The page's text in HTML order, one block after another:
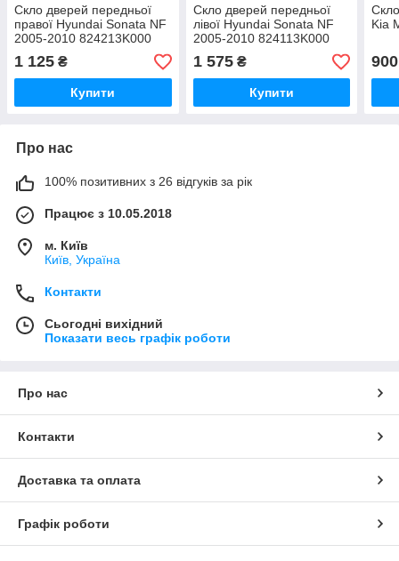
Скло дверей передньої
правої Hyundai Sonata NF
2005-2010 824213K000
1 125 ₴
Купити
Скло дверей передньої
лівої Hyundai Sonata NF
2005-2010 824113K000
1 575₴
Купити
Kia
900
Про нас
100% позитивних з 26 відгуків за рік
Працює з 10.05.2018
м. Київ
Київ, Україна
Контакти
Сьогодні вихідний
Показати весь графік роботи
Про нас
Контакти
Доставка та оплата
Графік роботи